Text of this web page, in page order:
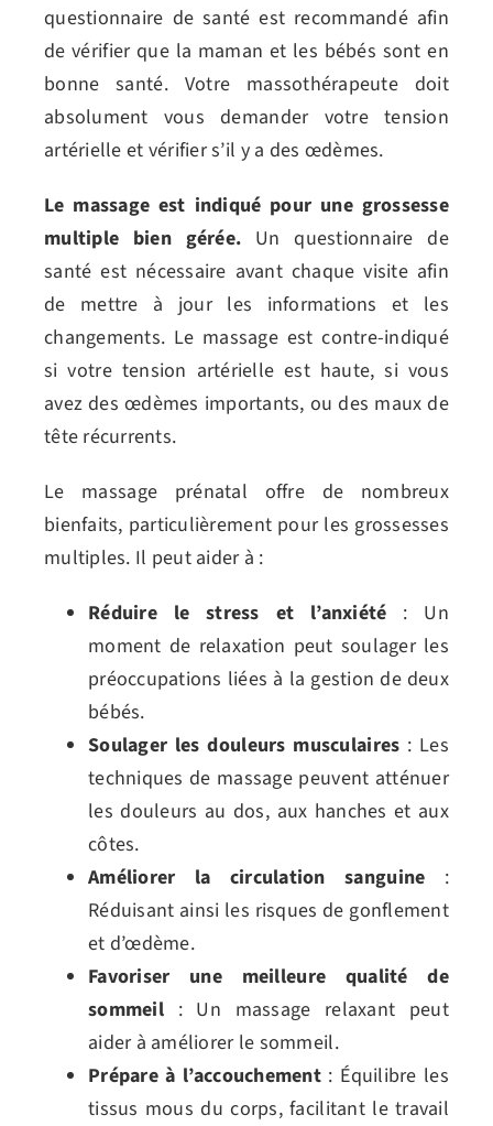
questionnaire de santé est recommandé afin
de vérifier que la maman et les bébés sont en
bonne santé. Votre massothérapeute doit
absolument vous demander votre tension
artérielle et vérifier s’il y a des œdèmes.
Le massage est indiqué pour une grossesse
multiple bien gérée. Un questionnaire de
santé est nécessaire avant chaque visite afin
de mettre à jour les informations et les
changements. Le massage est contre-indiqué
si votre tension artérielle est haute, si vous
avez des œdèmes importants, ou des maux de
tête récurrents.
Le massage prénatal offre de nombreux
bienfaits, particulièrement pour les grossesses
multiples. Il peut aider à :
Réduire le stress et l’anxiété : Un
moment de relaxation peut soulager les
préoccupations liées à la gestion de deux
bébés.
Soulager les douleurs musculaires : Les
techniques de massage peuvent atténuer
les douleurs au dos, aux hanches et aux
côtes.
Améliorer la circulation sanguine :
Réduisant ainsi les risques de gonflement
et d’œdème.
Favoriser une meilleure qualité de
sommeil: Un massage relaxant peut
aider à améliorer le sommeil.
Prépare à l’accouchement : Équilibre les
tissus mous du corps, facilitant le travail